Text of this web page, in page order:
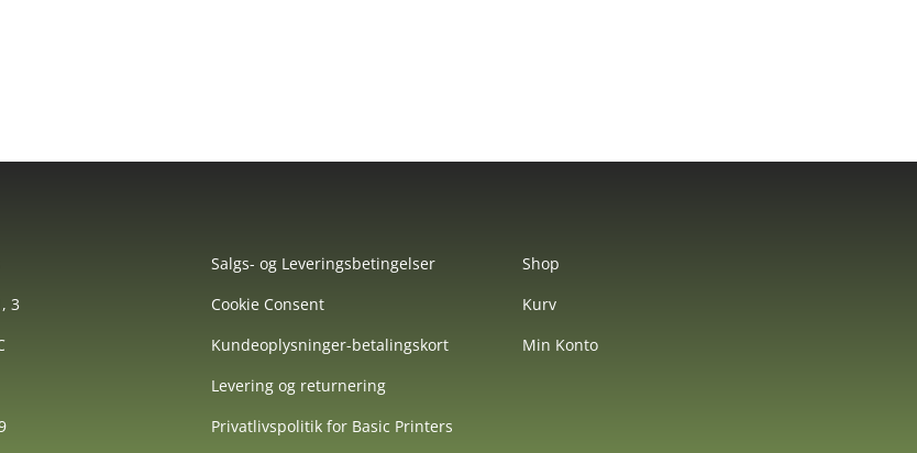
3
Salgs- og Leveringsbetingelser
Cookie Consent
Kundeoplysninger-betalingskort
Levering og returnering
Privatlivspolitik for Basic Printers
Shop
Kurv
Min Konto